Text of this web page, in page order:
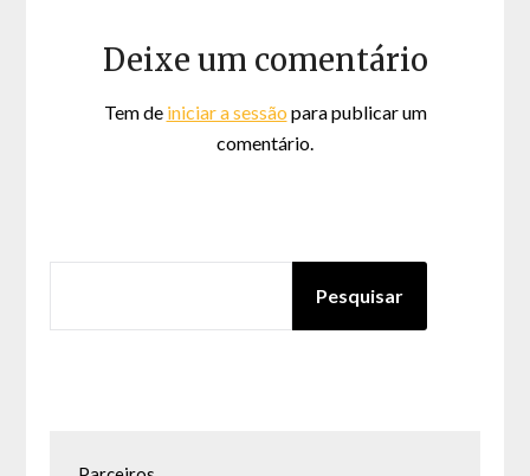
Deixe um comentário
Tem de iniciar a sessão para publicar um
comentário.
Pesquisar